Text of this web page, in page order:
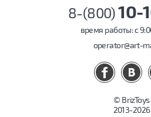
8-(800)10-
время работы: c
operator@art-
© BrizToys
2013-2026